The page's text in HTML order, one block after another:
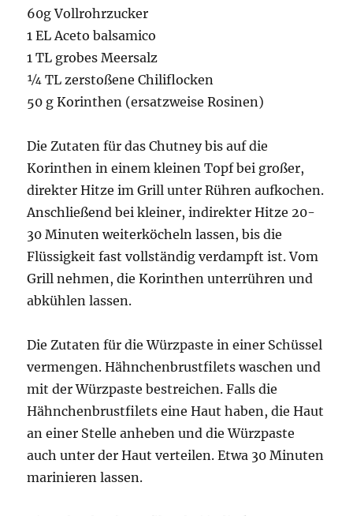
60g Vollrohrzucker
1 EL Aceto balsamico
1 TL grobes Meersalz
¼ TL zerstoßene Chiliflocken
50 g Korinthen (ersatzweise Rosinen)
Die Zutaten für das Chutney bis auf die
Korinthen in einem kleinen Topf bei großer,
direkter Hitze im Grill unter Rühren aufkochen.
Anschließend bei kleiner, indirekter Hitze 20-
30 Minuten weiterköcheln lassen, bis die
Flüssigkeit fast vollständig verdampft ist. Vom
Grill nehmen, die Korinthen unterrühren und
abkühlen lassen.
Die Zutaten für die Würzpaste in einer Schüssel
vermengen. Hähnchenbrustfilets waschen und
mit der Würzpaste bestreichen. Falls die
Hähnchenbrustfilets eine Haut haben, die Haut
an einer Stelle anheben und die Würzpaste
auch unter der Haut verteilen. Etwa 30 Minuten
marinieren lassen.